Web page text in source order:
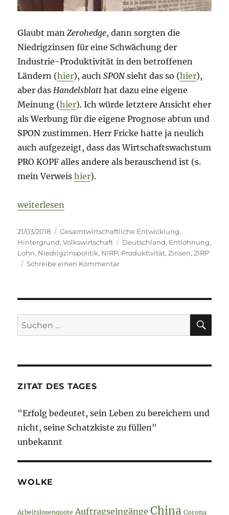
Glaubt manZerohedge, dann sorgten die
Niedrigzinsen für eine Schwächung der
Industrie-Produktivität in den betroffenen
Ländern (hier), auchSPONsieht das so (hier),
aber das Handelsblatt hat dazu eine eigene
Meinung (hier). Ich würde letztere Ansicht eher
als Werbung für die eigene Prognose abtun und
SPON zustimmen. Herr Fricke hatte ja neulich
auch aufgezeigt, dass das Wirtschaftswachstum
PRO KOPF alles andere als berauschend ist (s.
mein Verweishier).
„Niedrigzins = geringer Produktivitätszuwachs =
weiterlesen
Veröffentlicht
am
21/03/2018 Kategorien
Gesamtwirtschaftliche Entwicklung,
Hintergrund,Volkswirtschaft Schlagwörter
Deutschland, Entlohnung,
Lohn, Niedrigzinspolitik, NIRP, Produktivität,Zinsen,ZIRP
Schreibe einen Kommentarzu
=
Suche
nach:
ZITAT DES TAGES
"Erfolg bedeutet, sein Leben zu bereichern und
nicht, seine Schatzkiste zu füllen"
unbekannt
WOLKE
Arbeitslosenquote Auftragseingänge China Corona